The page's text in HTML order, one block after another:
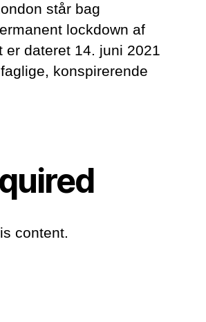
står bag
lockdown af
er dateret 14. juni 2021
konspirerende
content.